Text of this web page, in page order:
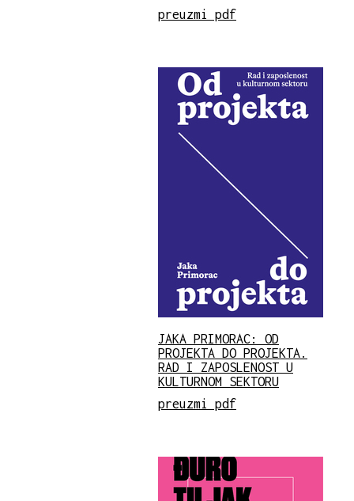
preuzmi pdf
JAKA PRIMORAC: OD
PROJEKTA DO PROJEKTA.
RAD I ZAPOSLENOST U
KULTURNOM SEKTORU
preuzmi pdf